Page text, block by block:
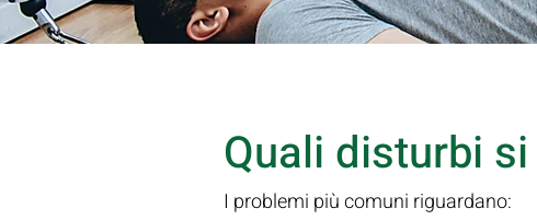
Quali disturbi
I problemi più comuni riguardano: